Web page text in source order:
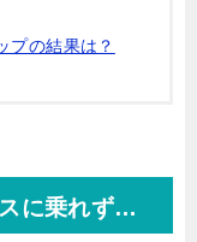
プの結果は？
に乗れず…